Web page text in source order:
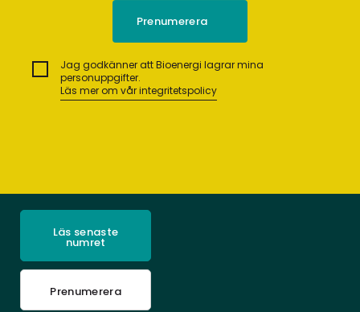
Jag godkänner att Bioenergi lagrar mina
personuppgifter.
Läs mer om vår integritetspolicy
Läs senaste
numret
Prenumerera